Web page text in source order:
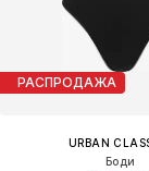
РАСПРОДАЖА
URBAN
Боди